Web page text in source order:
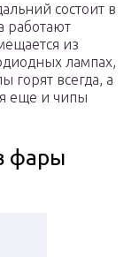
состоит в
работают
из
лампах,
горят всегда, а
еще и чипы
фары